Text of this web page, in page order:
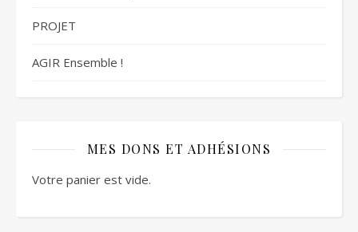
PROJET
AGIR Ensemble !
MES DONS ET ADHÉSIONS
Votre panier est vide.